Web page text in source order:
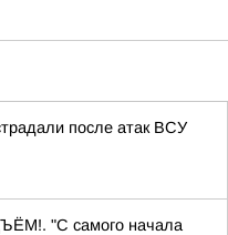
после атак ВСУ
"С самого начала